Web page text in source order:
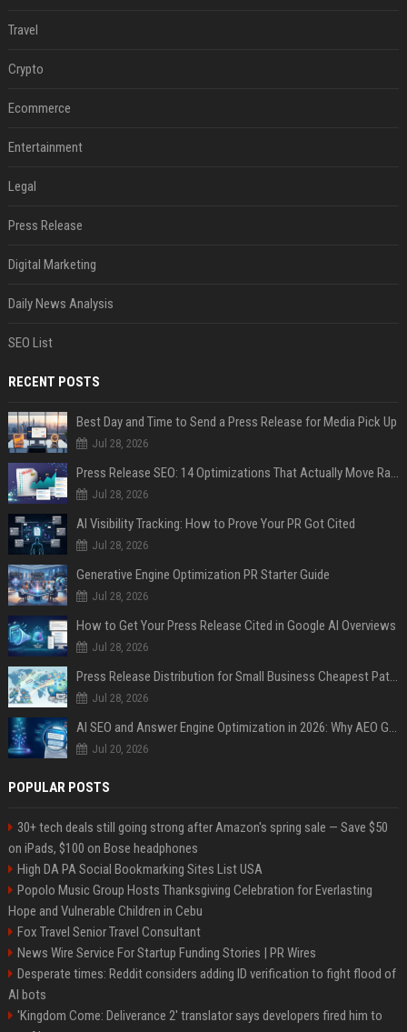
Travel
Crypto
Ecommerce
Entertainment
Legal
Press Release
Digital Marketing
Daily News Analysis
SEO List
RECENT POSTS
Best Day and Time to Send a Press Release for Media Pick Up
Jul 28, 2026
Press Release SEO: 14 Optimizations That Actually Move Rankings
Jul 28, 2026
AI Visibility Tracking: How to Prove Your PR Got Cited
Jul 28, 2026
Generative Engine Optimization PR Starter Guide
Jul 28, 2026
How to Get Your Press Release Cited in Google AI Overviews
Jul 28, 2026
Press Release Distribution for Small Business Cheapest Path to Real Coverage
Jul 28, 2026
AI SEO and Answer Engine Optimization in 2026: Why AEO Grew 5,500% and How Brands Are Adapting
Jul 20, 2026
POPULAR POSTS
30+ tech deals still going strong after Amazon's spring sale — Save $50
on iPads, $100 on Bose headphones
High DA PA Social Bookmarking Sites List USA
Popolo Music Group Hosts Thanksgiving Celebration for Everlasting
Hope and Vulnerable Children in Cebu
Fox Travel Senior Travel Consultant
News Wire Service For Startup Funding Stories | PR Wires
Desperate times: Reddit considers adding ID verification to fight flood of
AI bots
'Kingdom Come: Deliverance 2' translator says developers fired him to